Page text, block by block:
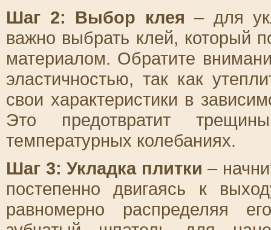
Шаг 2: Выбор клея – для
важно выбрать клей, который
материалом. Обратите
эластичностью, так как
свои характеристики в
Это предотвратит
температурных колебаниях.
Шаг 3: Укладка плитки –
постепенно двигаясь к
равномерно распределяя